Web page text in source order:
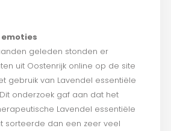
geleden stonden er
uit Oostenrijk online op de site
gebruik van Lavendel essentiële
onderzoek gaf aan dat het
Lavendel essentiële
sorteerde dan een zeer veel